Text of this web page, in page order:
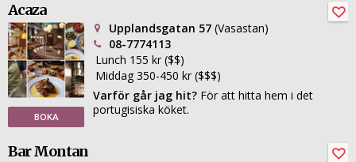
Acaza
BOKA
Upplandsgatan 57 (Vasastan)
08-7774113
Lunch 155 kr ($$)
Middag 350-450 kr ($$$)
Varför går jag hit? För att hitta hem i det
portugisiska köket.
Bar Montan